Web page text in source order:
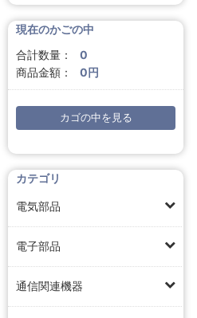
現在のかごの中
合計数量：
0
商品金額：
0円
カゴの中を見る
カテゴリ
電気部品
電子部品
通信関連機器